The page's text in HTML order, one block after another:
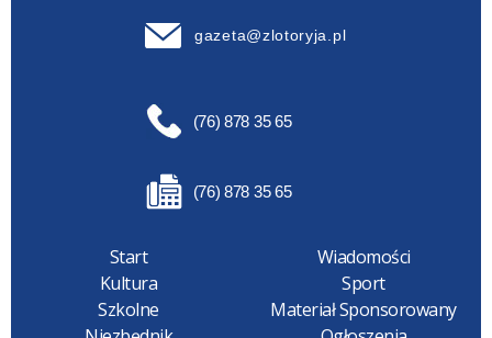
gazeta@zlotoryja.pl
(76) 878 35 65
(76) 878 35 65
Start
Wiadomości
Kultura
Sport
Szkolne
Materiał Sponsorowany